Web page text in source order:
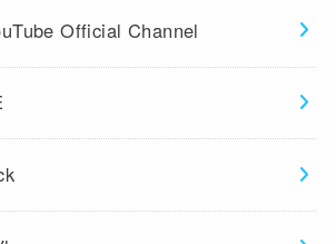
Official Channel